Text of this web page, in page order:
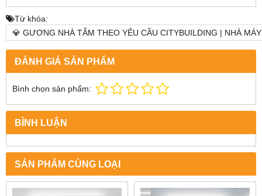
Từ khóa:
💎 GƯƠNG NHÀ TẮM THEO YÊU CẦU CITYBUILDING | NHÀ
ĐÁNH GIÁ SẢN PHẨM
Bình chọn sản phẩm:
BÌNH LUẬN
SẢN PHẨM CÙNG LOẠI